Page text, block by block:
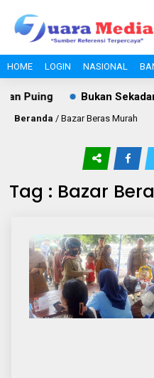
HOME LOGIN NASIONAL
Puing Bukan Sekadar
Beranda / Bazar Beras Murah
Tag : Bazar